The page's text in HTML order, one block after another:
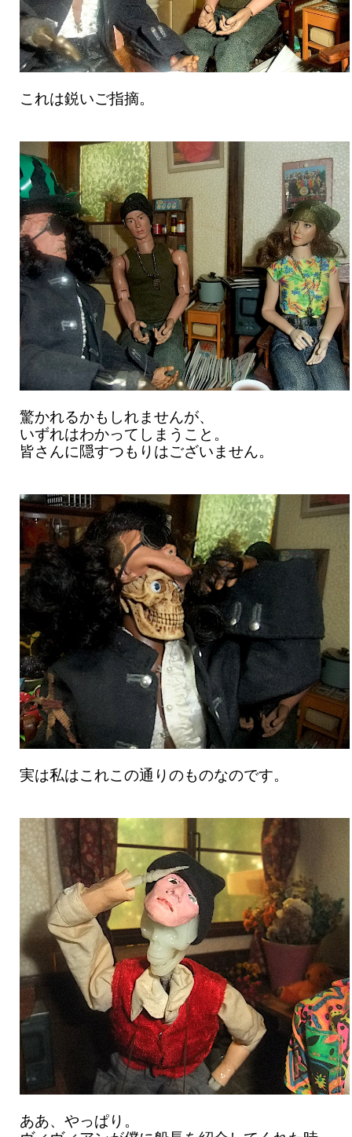
これは鋭いご指摘。
驚かれるかもしれませんが、
いずれはわかってしまうこと。
皆さんに隠すつもりはございません。
実は私はこれこの通りのものなのです。
ああ、やっぱり。